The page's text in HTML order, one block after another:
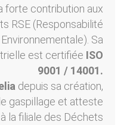
forte contribution aux
RSE (Responsabilité
Sa
est certifiée ISO
9001 / 14001.
depuis sa création,
gaspillage et atteste
la filiale des Déchets